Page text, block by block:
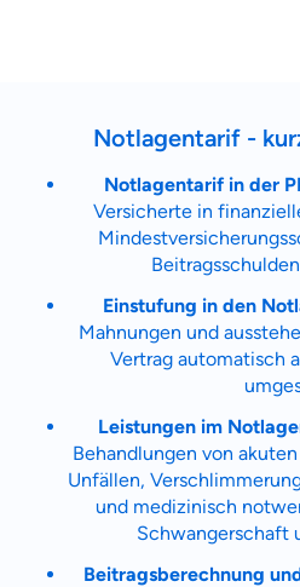
Notlagentarif -
Notlagentarif in der
Versicherte in
Einstufung in den
Mahnungen und
Vertrag automatisch
Leistungen im
Behandlungen von
Unfällen,
und medizinisch
Schwangerschaft
Beitragsberechnung